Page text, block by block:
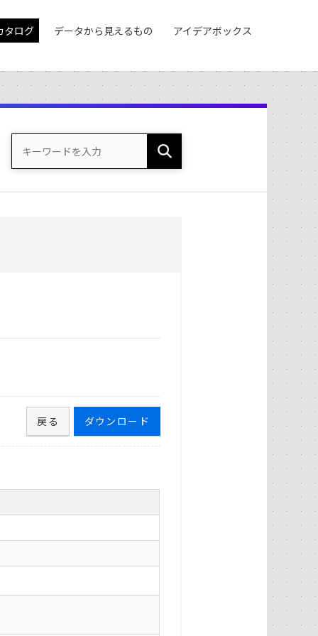
タログ データから見えるもの アイデアボックス
ダウンロード
戻る